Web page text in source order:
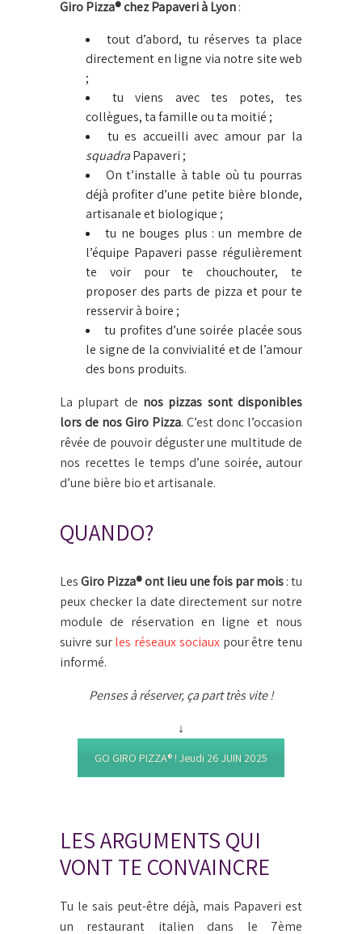
Giro Pizza® chez Papaveri à Lyon:
tout d’abord, tu réserves ta place
directement en ligne via notre site web
;
tu viens avec tes potes, tes
collègues, ta famille ou ta moitié ;
tu es accueilli avec amour par la
squadraPapaveri ;
On t’installe à table où tu pourras
déjà profiter d’une petite bière blonde,
artisanale et biologique ;
tu ne bouges plus : un membre de
l’équipe Papaveri passe régulièrement
te voir pour te chouchouter, te
proposer des parts de pizza et pour te
resservir à boire ;
tu profites d’une soirée placée sous
le signe de la convivialité et de l’amour
des bons produits.
La plupart de nos pizzas sont disponibles
lors de nos Giro Pizza. C’est donc l’occasion
rêvée de pouvoir déguster une multitude de
nos recettes le temps d’une soirée, autour
d’une bière bio et artisanale.
QUANDO?
LesGiro Pizza® ont lieu une fois par mois: tu
peux checker la date directement sur notre
module de réservation en ligne et nous
suivre surles réseaux sociauxpour être tenu
informé.
Penses à réserver, ça part très vite !
↓
GO GIRO PIZZA®️ ! Jeudi 26 JUIN 2025
LES ARGUMENTS QUI
VONT TE CONVAINCRE
Tu le sais peut-être déjà, mais Papaveri est
un restaurant italien dans le 7ème